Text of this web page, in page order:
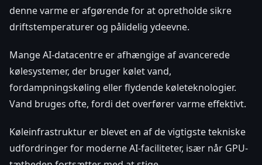
denne varme er afgørende for at opretholde sikre
driftstemperaturer og pålidelig ydeevne.
Mange AI-datacentre er afhængige af avancerede
kølesystemer, der bruger kølet vand,
fordampningskøling eller flydende køleteknologier.
Vand bruges ofte, fordi det overfører varme effektivt.
Køleinfrastruktur er blevet en af de vigtigste tekniske
udfordringer for moderne AI-faciliteter, især når GPU-